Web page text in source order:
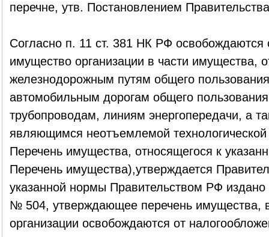
перечне, утв. Постановлением
Согласно п. 11 ст. 381 НК РФ освобождаются
имущество организации в части имущества,
железнодорожным путям общего
автомобильным дорогам общего
трубопроводам, линиям энергопередачи, а
являющимся неотъемлемой технологической
Перечень имущества, относящегося к
Перечень имущества),утверждается
указанной нормы Правительством РФ
№ 504, утверждающее перечень имущества,
организации освобождаются от